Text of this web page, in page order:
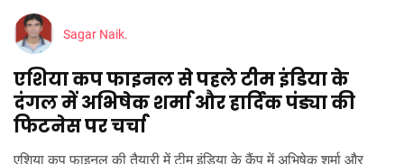
Sagar Naik.
एशिया कप फाइनल से पहले टीम इंडिया के
दंगल में अभिषेक शर्मा और हार्दिक पंड्या की
फिटनेस पर चर्चा
एशिया कप फाइनल की तैयारी में टीम इंडिया के कैंप में अभिषेक शर्मा और